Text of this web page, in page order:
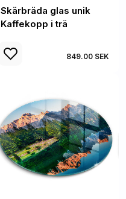
Skärbräda glas unik
Kaffekopp i trä
849.00 SEK